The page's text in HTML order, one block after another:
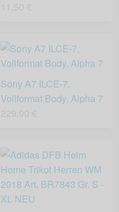
Sony A7 ILCE-7,
Vollformat Body, Alpha 7